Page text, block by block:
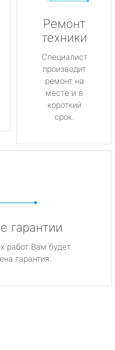
Ремонт
техники
Специалист
производит
ремонт на
месте и в
короткий
срок.
гарантии
работ Вам будет
гарантия.